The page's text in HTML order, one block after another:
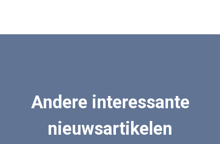
Andere interessante
nieuwsartikelen